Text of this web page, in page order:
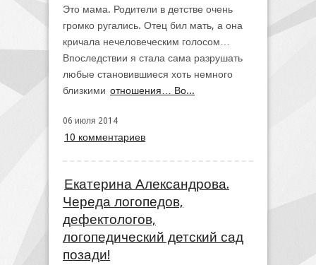
Это мама. Родители в детстве очень
громко ругались. Отец бил мать, а она
кричала нечеловеческим голосом…
Впоследствии я стала сама разрушать
любые становившиеся хоть немного
близкими отношения… Во...
06 июля 2014
10 комментариев
Екатерина Александрова.
Череда логопедов,
дефектологов,
логопедический детский сад
позади!